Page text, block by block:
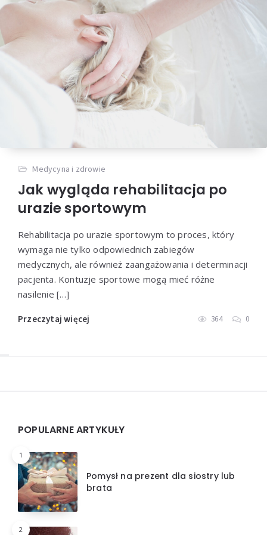
Medycyna i zdrowie
Jak wygląda rehabilitacja po
urazie sportowym
Rehabilitacja po urazie sportowym to proces, który
wymaga nie tylko odpowiednich zabiegów
medycznych, ale również zaangażowania i determinacji
pacjenta. Kontuzje sportowe mogą mieć różne
nasilenie […]
Przeczytaj więcej 364 0
POPULARNE ARTYKUŁY
1
Pomysł na prezent dla siostry lub
brata
2